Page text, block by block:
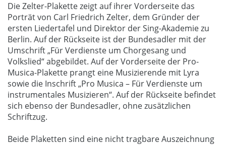
Die Zelter-Plakette zeigt auf ihrer Vorderseite das
Porträt von Carl Friedrich Zelter, dem Gründer der
ersten Liedertafel und Direktor der Sing-Akademie zu
Berlin. Auf der Rückseite ist der Bundesadler mit der
Umschrift „Für Verdienste um Chorgesang und
Volkslied“ abgebildet. Auf der Vorderseite der Pro-
Musica-Plakette prangt eine Musizierende mit Lyra
sowie die Inschrift „Pro Musica – Für Verdienste um
instrumentales Musizieren“. Auf der Rückseite befindet
sich ebenso der Bundesadler, ohne zusätzlichen
Schriftzug.
Beide Plaketten sind eine nicht tragbare Auszeichnung